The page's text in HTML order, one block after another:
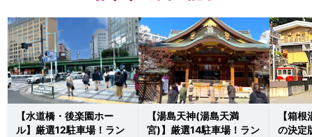
【水道橋・後楽園ホー
ル】厳選12駐車場！ラン
【湯島天神(湯島天満
宮)】厳選14駐車場！ラン
【箱
の決定